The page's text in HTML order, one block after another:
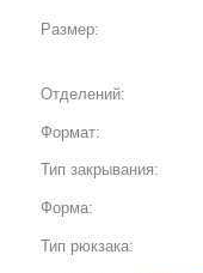
Размер:
Отделений:
Формат:
Тип закрывания:
Форма:
Тип рюкзака: